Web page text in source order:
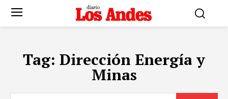
Tag: Dirección Energía y
Minas